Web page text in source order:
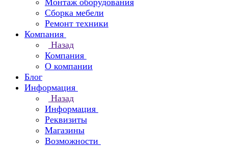
Монтаж оборудования
Сборка мебели
Ремонт техники
Компания
Назад
Компания
О компании
Блог
Информация
Назад
Информация
Реквизиты
Магазины
Возможности